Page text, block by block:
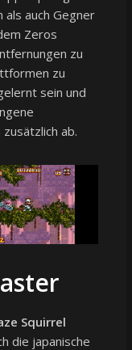
auch Gegner
Zeros
zu
zu
sein und
ab.
Squirrel
die japanische